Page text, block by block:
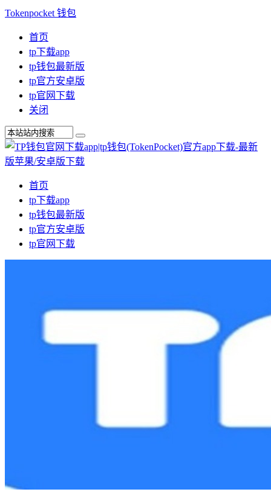
Tokenpocket 钱包
首页
tp下载app
tp钱包最新版
tp官方安卓版
tp官网下载
关闭
首页
tp下载app
tp钱包最新版
tp官方安卓版
tp官网下载